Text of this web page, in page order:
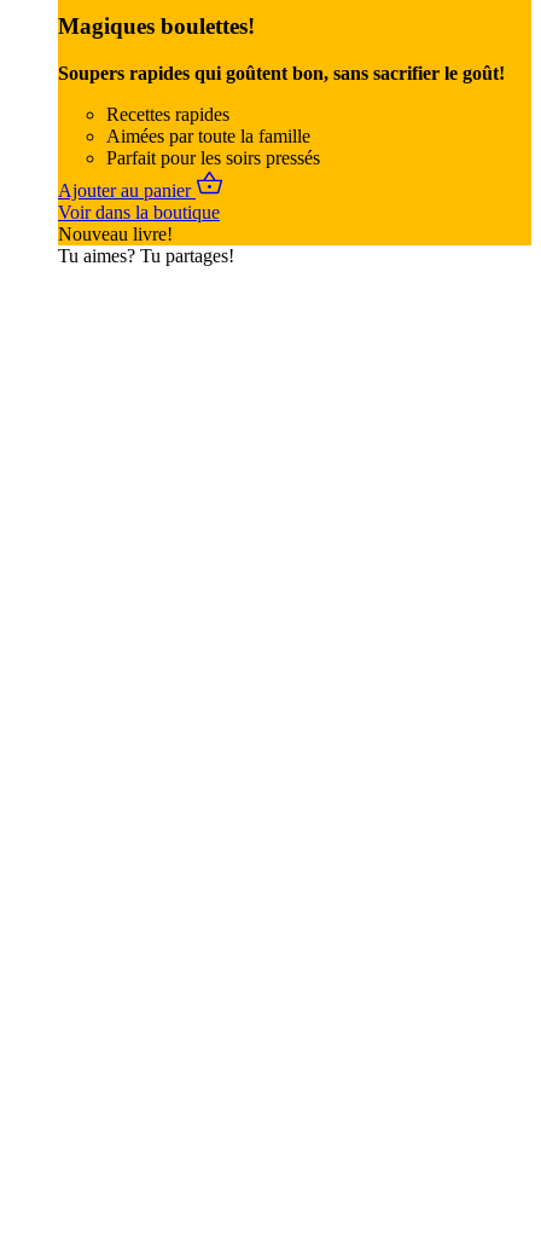
Magiques boulettes!
Soupers rapides qui goûtent bon, sans sacrifier le goût!
Recettes rapides
Aimées par toute la famille
Parfait pour les soirs pressés
Ajouter au panier
Voir dans la boutique
Nouveau livre!
Tu aimes? Tu partages!